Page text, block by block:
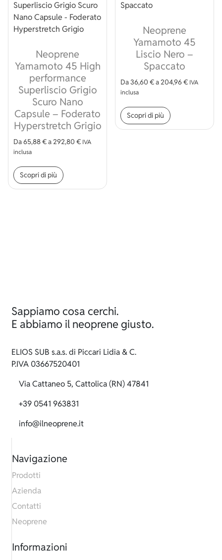
Neoprene
Yamamoto 45 High
performance
Superliscio Grigio
Scuro Nano
Capsule – Foderato
Hyperstretch Grigio
Da65,88€a292,80€ IVA
inclusa
Scopri di più
Neoprene
Yamamoto 45
Liscio Nero –
Spaccato
Da36,60€a204,96€ IVA
inclusa
Scopri di più
Sappiamo cosa cerchi.
E abbiamo il neoprene giusto.
ELIOS SUB s.a.s. di Piccari Lidia & C.
P.IVA 03667520401
Via Cattaneo 5, Cattolica (RN) 47841
+39 0541 963831
info@ilneoprene.it
Navigazione
Prodotti
Azienda
Contatti
Neoprene
Informazioni